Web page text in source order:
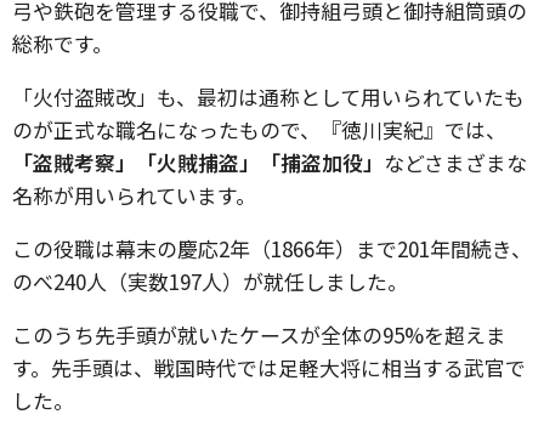
弓や鉄砲を管理する役職で、御持組弓頭と御持組筒頭の
総称です。
「火付盗賊改」も、最初は通称として用いられていたも
のが正式な職名になったもので、『徳川実紀』では、
「盗賊考察」「火賊捕盗」「捕盗加役」 などさまざまな
名称が用いられています。
この役職は幕末の慶応2年（1866年）まで201年間続き、
のべ240人（実数197人）が就任しました。
このうち先手頭が就いたケースが全体の95%を超えま
す。先手頭は、戦国時代では足軽大将に相当する武官で
した。